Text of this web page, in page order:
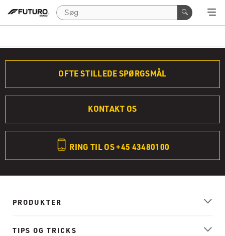
OFTE STILLEDE SPØRGSMÅL
KONTAKT OS
RING TIL OS +45 43480100
PRODUKTER
TIPS OG TRICKS